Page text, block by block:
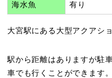
海水魚 有り
大宮駅にある大型アクアシ
駅から距離はありますが駐
車でも行くことができます。